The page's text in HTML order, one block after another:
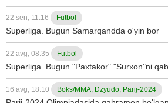
22 sen, 11:16 Futbol
Superliga. Bugun Samarqandda o'yin bor
22 avg, 08:35 Futbol
Superliga. Bugun "Paxtakor" "Surxon"ni
16 avg, 18:10 Boks/MMA, Dzyudo, Parij-2024